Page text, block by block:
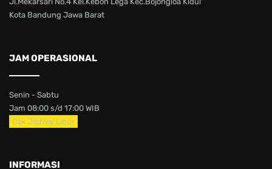
Kota Bandung Jawa Barat
JAM OPERASIONAL
Senin - Sabtu
Jam 08:00 s/d 17:00 WIB
Cek Jadwal Libur
INFORMASI